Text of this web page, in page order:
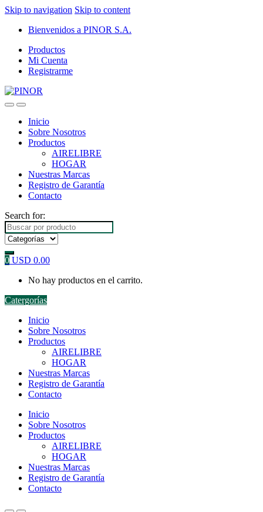
Skip to navigation Skip to content
Bienvenidos a PINOR S.A.
Productos
Mi Cuenta
Registrarme
Inicio
Sobre Nosotros
Productos
AIRELIBRE
HOGAR
Nuestras Marcas
Registro de Garantía
Contacto
Search for:
0 USD 0.00
No hay productos en el carrito.
Catergorías
Inicio
Sobre Nosotros
Productos
AIRELIBRE
HOGAR
Nuestras Marcas
Registro de Garantía
Contacto
Inicio
Sobre Nosotros
Productos
AIRELIBRE
HOGAR
Nuestras Marcas
Registro de Garantía
Contacto